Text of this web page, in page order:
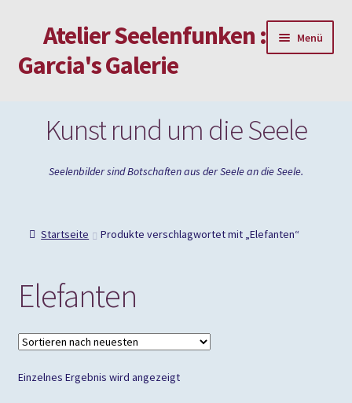
Navigation
springen
Inhalt
springen
Atelier Seelenfunken :
Garcia's Galerie
Menü
Passwort vergessen
Kunst rund um die Seele
Seelenbilder sind Botschaften aus der Seele an die Seele.
Startseite Produkte verschlagwortet mit „Elefanten“
Elefanten
Einzelnes Ergebnis wird angezeigt